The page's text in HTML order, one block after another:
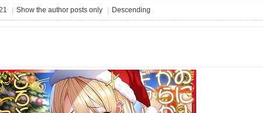
Show the author posts only Descending